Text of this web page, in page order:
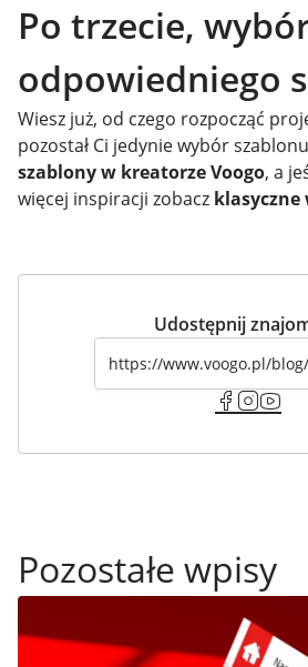
Po trzecie,
odpowiedniego
Wiesz już, od czego rozpocząć
pozostał Ci jedynie wybór
szablony w kreatorze Voogo, a
więcej inspiracji zobacz
Udostępnij
Pozostałe wpisy